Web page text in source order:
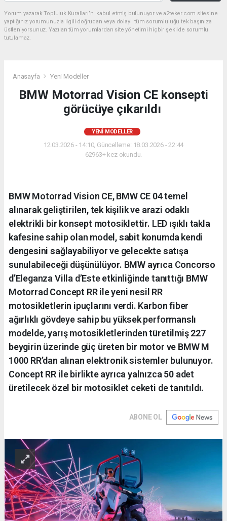
Yorum yazarak Topluluk Kuralları’nı kabul etmiş bulunuyor ve a2teker.com sitesine
yaptığınız yorumunuzla ilgili doğrudan veya dolaylı tüm sorumluluğu tek başınıza
üstleniyorsunuz. Yazılan tüm yorumlardan site yönetimi hiçbir şekilde sorumlu
tutulamaz.
Anasayfa Yeni Modeller
BMW Motorrad Vision CE konsepti
görücüye çıkarıldı
YENI MODELLER
12.03.2026 - 14:10, Güncelleme: 18.03.2026 - 22:44
62963+ kez okundu.
BMW Motorrad Vision CE, BMW CE 04 temel
alınarak geliştirilen, tek kişilik ve arazi odaklı
elektrikli bir konsept motosiklettir. LED ışıklı takla
kafesine sahip olan model, sabit konumda kendi
dengesini sağlayabiliyor ve gelecekte satışa
sunulabileceği düşünülüyor. BMW ayrıca Concorso
d’Eleganza Villa d’Este etkinliğinde tanıttığı BMW
Motorrad Concept RR ile yeni nesil RR
motosikletlerin ipuçlarını verdi. Karbon fiber
ağırlıklı gövdeye sahip bu yüksek performanslı
modelde, yarış motosikletlerinden türetilmiş 227
beygirin üzerinde güç üreten bir motor ve BMW M
1000 RR’dan alınan elektronik sistemler bulunuyor.
Concept RR ile birlikte ayrıca yalnızca 50 adet
üretilecek özel bir motosiklet ceketi de tanıtıldı.
ABONE OL